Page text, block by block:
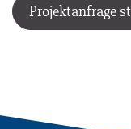
Projektanfrage